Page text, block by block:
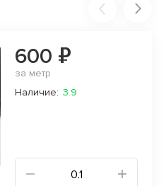
600 ₽
за метр
Наличие: 3.9